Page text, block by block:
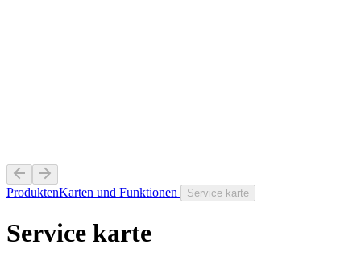
ProduktenKarten und Funktionen Service karte
Service karte